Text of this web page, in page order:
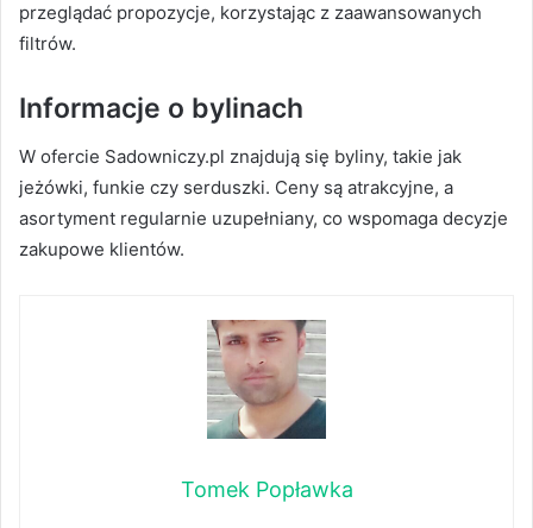
przeglądać propozycje, korzystając z zaawansowanych
filtrów.
Informacje o bylinach
W ofercie Sadowniczy.pl znajdują się byliny, takie jak
jeżówki, funkie czy serduszki. Ceny są atrakcyjne, a
asortyment regularnie uzupełniany, co wspomaga decyzje
zakupowe klientów.
Tomek Popławka